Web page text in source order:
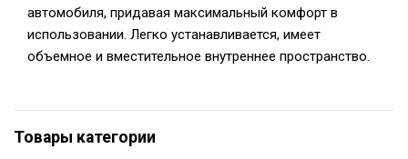
автомобиля, придавая максимальный комфорт в
использовании. Легко устанавливается, имеет
объемное и вместительное внутреннее пространство.
Товары категории